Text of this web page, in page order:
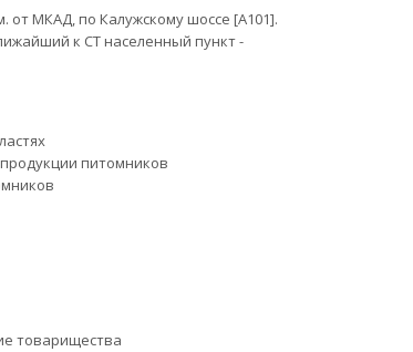
от МКАД, по Калужскому шоссе [А101].
к СТ населенный пункт -
питомников
товарищества